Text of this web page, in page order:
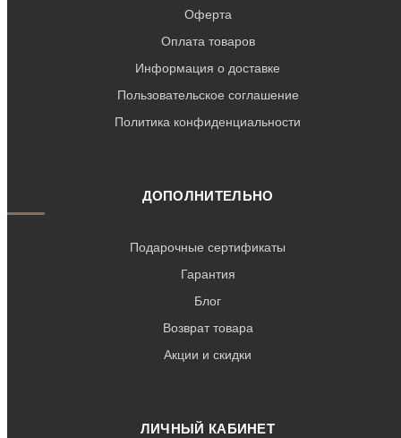
Оферта
Оплата товаров
Информация о доставке
Пользовательское соглашение
Политика конфиденциальности
ДОПОЛНИТЕЛЬНО
Подарочные сертификаты
Гарантия
Блог
Возврат товара
Акции и скидки
ЛИЧНЫЙ КАБИНЕТ